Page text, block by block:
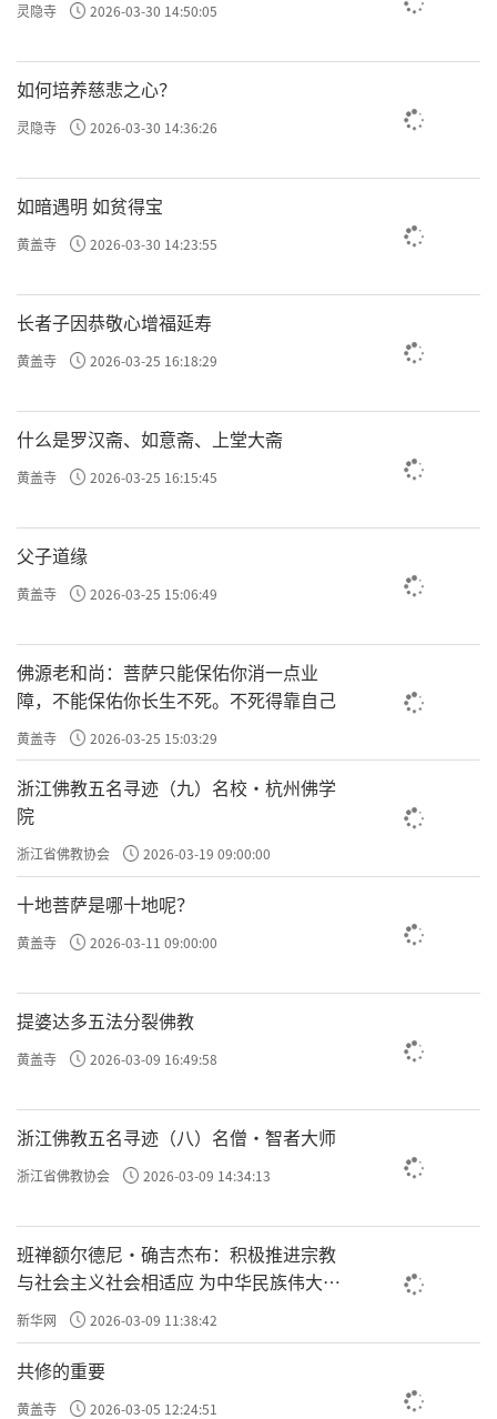
灵隐寺 2026-03-30 14:50:05
如何培养慈悲之心？
灵隐寺 2026-03-30 14:36:26
如暗遇明 如贫得宝
黄盖寺 2026-03-30 14:23:55
长者子因恭敬心增福延寿
黄盖寺 2026-03-25 16:18:29
什么是罗汉斋、如意斋、上堂大斋
黄盖寺 2026-03-25 16:15:45
父子道缘
黄盖寺 2026-03-25 15:06:49
佛源老和尚：菩萨只能保佑你消一点业
障，不能保佑你长生不死。不死得靠自己
黄盖寺 2026-03-25 15:03:29
浙江佛教五名寻迹（九）名校·杭州佛学
院
浙江省佛教协会 2026-03-19 09:00:00
十地菩萨是哪十地呢？
黄盖寺 2026-03-11 09:00:00
提婆达多五法分裂佛教
黄盖寺 2026-03-09 16:49:58
浙江佛教五名寻迹（八）名僧·智者大师
浙江省佛教协会 2026-03-09 14:34:13
班禅额尔德尼·确吉杰布：积极推进宗教
与社会主义社会相适应 为中华民族伟大复
兴贡献力量
新华网 2026-03-09 11:38:42
共修的重要
黄盖寺 2026-03-05 12:24:51